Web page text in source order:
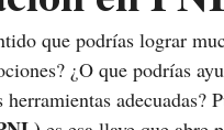
que podrías lograr
¿O que podrías
adecuadas?